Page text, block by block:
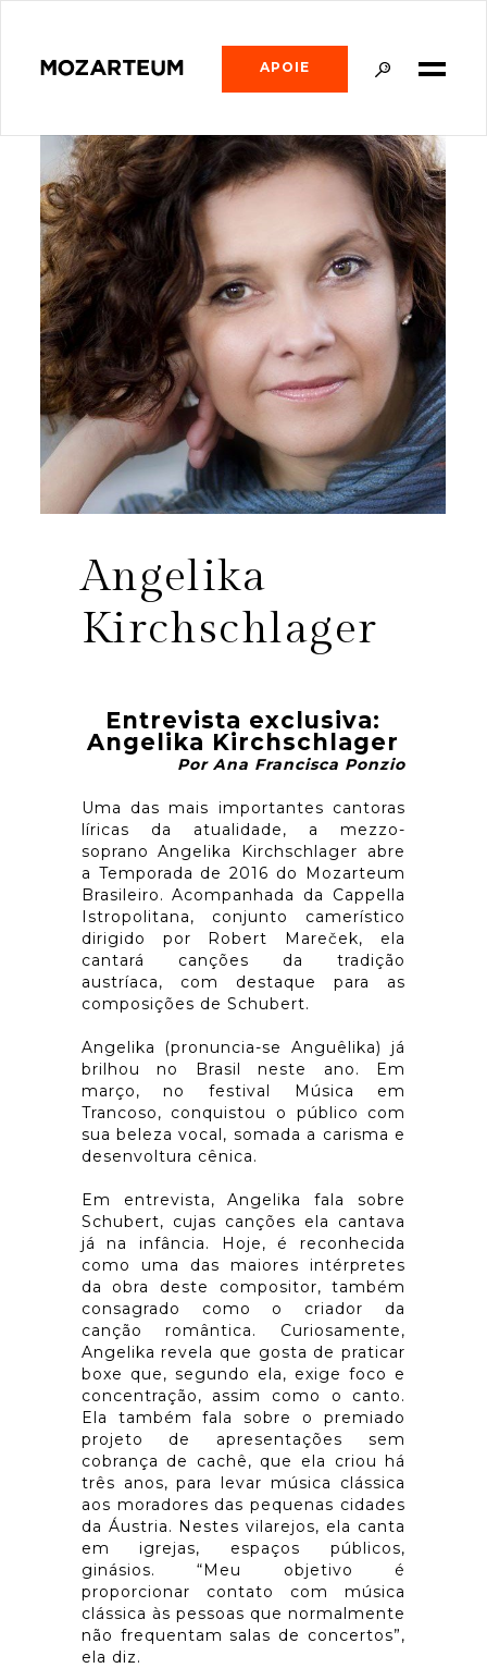
APOIE
Angelika
Kirchschlager
Entrevista exclusiva:
Angelika Kirchschlager
Por Ana Francisca Ponzio
Uma das mais importantes cantoras
líricas da atualidade, a mezzo-
soprano Angelika Kirchschlager abre
a Temporada de 2016 do Mozarteum
Brasileiro. Acompanhada da Cappella
Istropolitana, conjunto camerístico
dirigido por Robert Mareček, ela
cantará canções da tradição
austríaca, com destaque para as
composições de Schubert.
Angelika (pronuncia-se Anguêlika) já
brilhou no Brasil neste ano. Em
março, no festival Música em
Trancoso, conquistou o público com
sua beleza vocal, somada a carisma e
desenvoltura cênica.
Em entrevista, Angelika fala sobre
Schubert, cujas canções ela cantava
já na infância. Hoje, é reconhecida
como uma das maiores intérpretes
da obra deste compositor, também
consagrado como o criador da
canção romântica. Curiosamente,
Angelika revela que gosta de praticar
boxe que, segundo ela, exige foco e
concentração, assim como o canto.
Ela também fala sobre o premiado
projeto de apresentações sem
cobrança de cachê, que ela criou há
três anos, para levar música clássica
aos moradores das pequenas cidades
da Áustria. Nestes vilarejos, ela canta
em igrejas, espaços públicos,
ginásios. “Meu objetivo é
proporcionar contato com música
clássica às pessoas que normalmente
não frequentam salas de concertos”,
ela diz.